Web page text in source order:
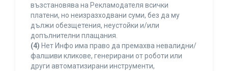
възстановява на Рекламодателя всички
платени, но неизразходвани суми, без да му
дължи обезщетения, неустойки и/или
допълнителни плащания.
(4) Нет Инфо има право да премахва невалидни/
фалшиви кликове, генерирани от роботи или
други автоматизирани инструменти,